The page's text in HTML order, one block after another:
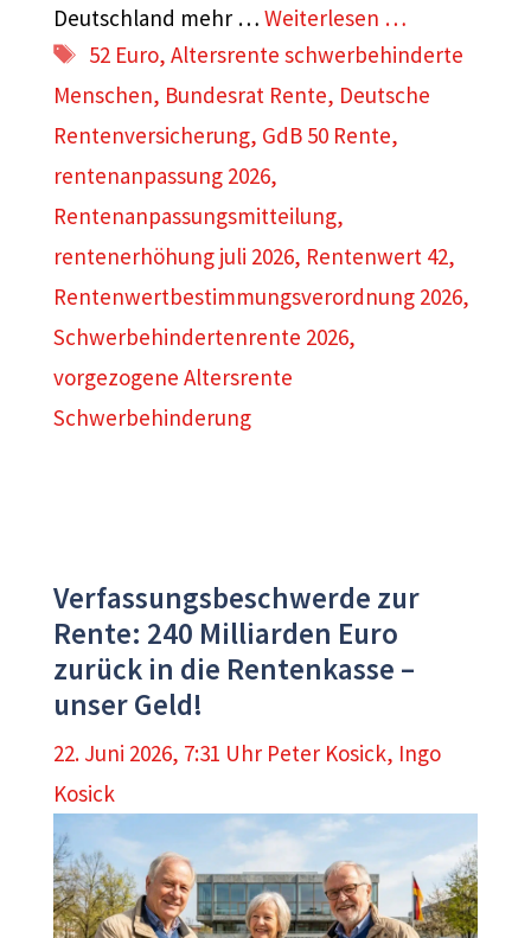
Deutschland mehr … Weiterlesen …
Schlagwörter
52 Euro,Altersrente schwerbehinderte
Menschen, Bundesrat Rente, Deutsche
Rentenversicherung, GdB 50 Rente,
rentenanpassung 2026,
Rentenanpassungsmitteilung,
rentenerhöhung juli 2026, Rentenwert 42,
Rentenwertbestimmungsverordnung 2026,
Schwerbehindertenrente 2026,
vorgezogene Altersrente
Schwerbehinderung
Verfassungsbeschwerde zur
Rente: 240 Milliarden Euro
zurück in die Rentenkasse –
unser Geld!
22. Juni 2026, 7:31 Uhr Peter Kosick, Ingo
Kosick